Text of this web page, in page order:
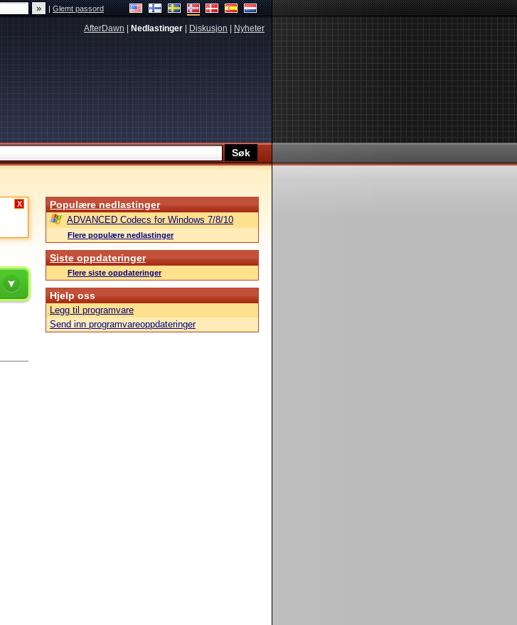
|Glemt passord
AfterDawn Nedlastinger Diskusjon Nyheter
X Populære nedlastinger
ADVANCED Codecs for Windows 7/8/10
Flere populære nedlastinger
Siste oppdateringer
Flere siste oppdateringer
Hjelp oss
Legg til programvare
Send inn programvareoppdateringer